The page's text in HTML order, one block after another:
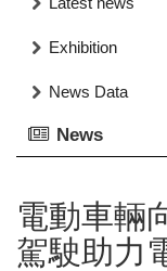
Exhibition
News Data
News
電動車輛
駕駛助力